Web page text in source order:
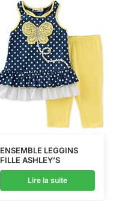
ENSEMBLE LEGGINS
FILLE ASHLEY’S
Lire la suite